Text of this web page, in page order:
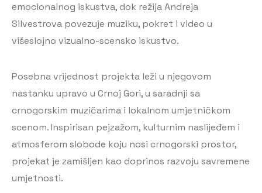
emocionalnog iskustva, dok režija Andreja
Silvestrova povezuje muziku, pokret i video u
višeslojno vizualno-scensko iskustvo.
Posebna vrijednost projekta leži u njegovom
nastanku upravo u Crnoj Gori, u saradnji sa
crnogorskim muzičarima i lokalnom umjetničkom
scenom. Inspirisan pejzažom, kulturnim naslijeđem i
atmosferom slobode koju nosi crnogorski prostor,
projekat je zamišljen kao doprinos razvoju savremene
umjetnosti.